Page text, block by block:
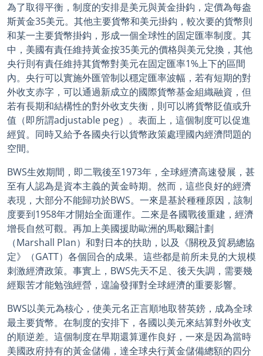
為了取得平衡，制度的安排是美元與黃金掛鈎，定價為每盎
斯黃金35美元。其他主要貨幣和美元掛鈎，較次要的貨幣則
和某一主要貨幣掛鈎，形成一個全球性的固定匯率制度。其
中，美國有責任維持黃金按35美元的價格與美元兌換，其他
央行則有責任維持其貨幣對美元在固定匯率1%上下的區間
內。央行可以實施外匯管制以穩定匯率波幅，若有短期的對
外收支赤字，可以通過新成立的國際貨幣基金組織融資，但
若有長期和結構性的對外收支失衡，則可以將貨幣貶值或升
值（即所謂adjustable peg）。表面上，這個制度可以促進
經貿。同時又給予各國央行以貨幣政策處理國內經濟問題的
空間。
BWS生效期間，即二戰後至1973年，全球經濟高速發展，甚
至有人認為是資本主義的黃金時期。然而，這些良好的經濟
表現，大部分不能歸功於BWS。一來是基於種種原因，該制
度要到1958年才開始全面運作。二來是各國戰後重建，經濟
增長自然可觀。再加上美國援助歐洲的馬歇爾計劃
（Marshall Plan）和對日本的扶助，以及《關稅及貿易總協
定》（GATT）各個回合的成果。這些都是前所未見的大規模
刺激經濟政策。事實上，BWS先天不足、後天失調，需要幾
經艱苦才能勉強經營，遑論發揮對全球經濟的重要影響。
BWS以美元為核心，使美元名正言順地取替英鎊，成為全球
最主要貨幣。在制度的安排下，各國以美元來結算對外收支
的順逆差。這個制度在早期還算運作良好，一來是因為當時
美國政府持有的黃金儲備，達全球央行黃金儲備總額的四分